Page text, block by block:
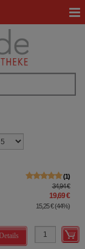
1
34,94 €
19,69 €
15,25 €(44%)
Details